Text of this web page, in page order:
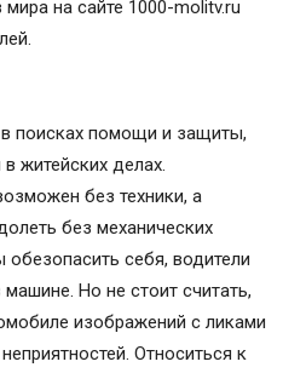
на сайте 1000-molitv.ru
поисках помощи и защиты,
житейских делах.
без техники, а
без механических
себя, водители
Но не стоит считать,
изображений с ликами
Относиться к